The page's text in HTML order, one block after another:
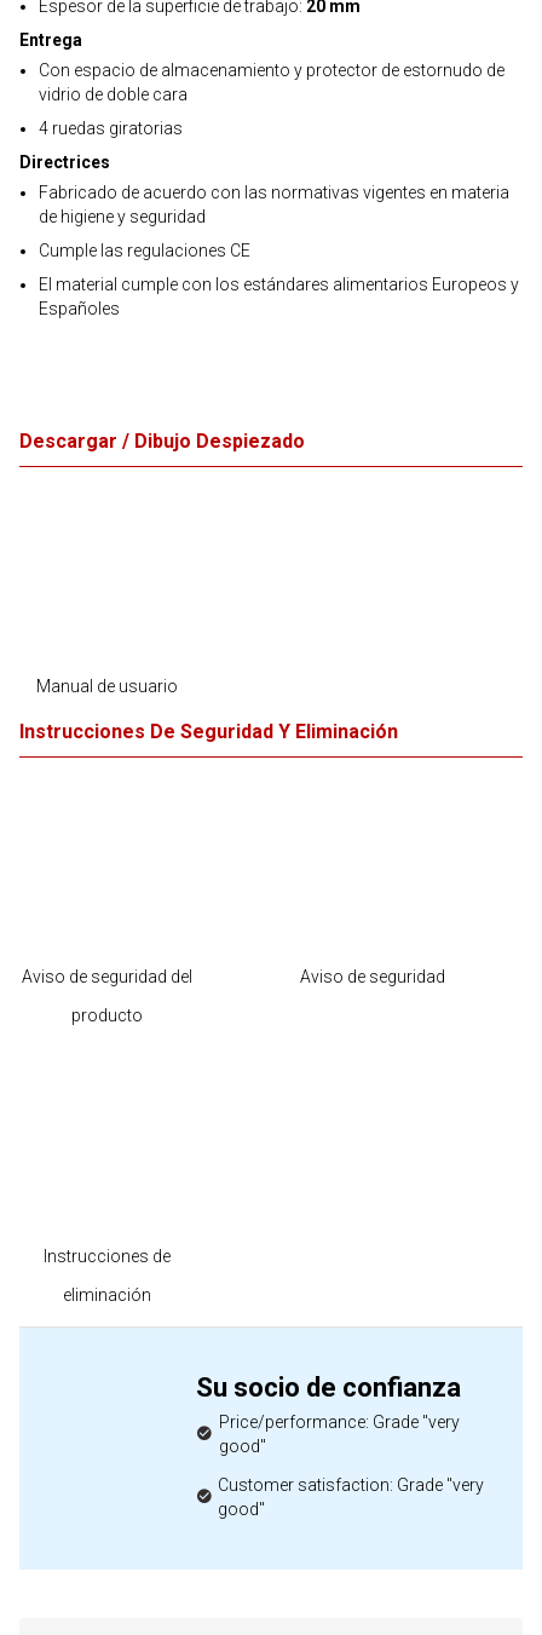
Espesor de la superficie de trabajo: 20 mm
Entrega
Con espacio de almacenamiento y protector de estornudo de
vidrio de doble cara
4 ruedas giratorias
Directrices
Fabricado de acuerdo con las normativas vigentes en materia
de higiene y seguridad
Cumple las regulaciones CE
El material cumple con los estándares alimentarios Europeos y
Españoles
Descargar / Dibujo Despiezado
Manual de usuario
Instrucciones De Seguridad Y Eliminación
Aviso de seguridad del
producto
Aviso de seguridad
Instrucciones de
eliminación
Su socio de confianza
Price/performance: Grade "very
good"
Customer satisfaction: Grade "very
good"